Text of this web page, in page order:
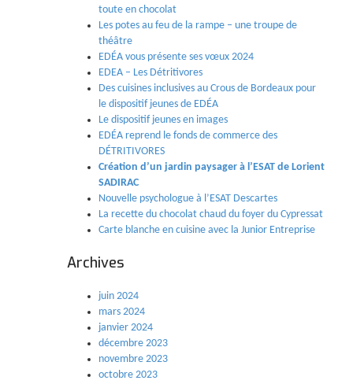
toute en chocolat
Les potes au feu de la rampe – une troupe de
théâtre
EDÉA vous présente ses vœux 2024
EDEA – Les Détritivores
Des cuisines inclusives au Crous de Bordeaux pour
le dispositif jeunes de EDÉA
Le dispositif jeunes en images
EDÉA reprend le fonds de commerce des
DÉTRITIVORES
Création d’un jardin paysager à l’ESAT de Lorient
SADIRAC
Nouvelle psychologue à l’ESAT Descartes
La recette du chocolat chaud du foyer du Cypressat
Carte blanche en cuisine avec la Junior Entreprise
Archives
juin 2024
mars 2024
janvier 2024
décembre 2023
novembre 2023
octobre 2023